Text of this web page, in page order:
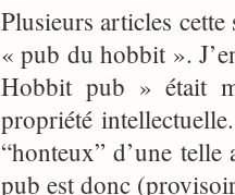
Plusieurs articles
« pub du hobbit ».
Hobbit pub » était
propriété
“honteux” d’une
pub est donc